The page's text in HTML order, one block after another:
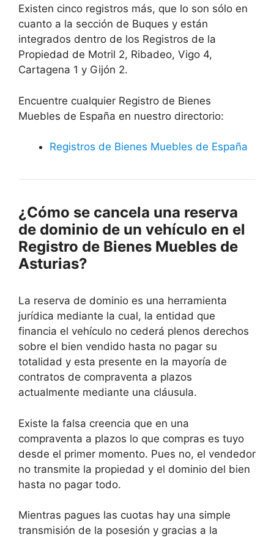
Existen cinco registros más, que lo son sólo en
cuanto a la sección de Buques y están
integrados dentro de los Registros de la
Propiedad de Motril 2, Ribadeo, Vigo 4,
Cartagena 1 y Gijón 2.
Encuentre cualquier Registro de Bienes
Muebles de España en nuestro directorio:
Registros de Bienes Muebles de España
¿Cómo se cancela una reserva
de dominio de un vehículo en el
Registro de Bienes Muebles de
Asturias?
La reserva de dominio es una herramienta
jurídica mediante la cual, la entidad que
financia el vehículo no cederá plenos derechos
sobre el bien vendido hasta no pagar su
totalidad y esta presente en la mayoría de
contratos de compraventa a plazos
actualmente mediante una cláusula.
Existe la falsa creencia que en una
compraventa a plazos lo que compras es tuyo
desde el primer momento. Pues no, el vendedor
no transmite la propiedad y el dominio del bien
hasta no pagar todo.
Mientras pagues las cuotas hay una simple
transmisión de la posesión y gracias a la